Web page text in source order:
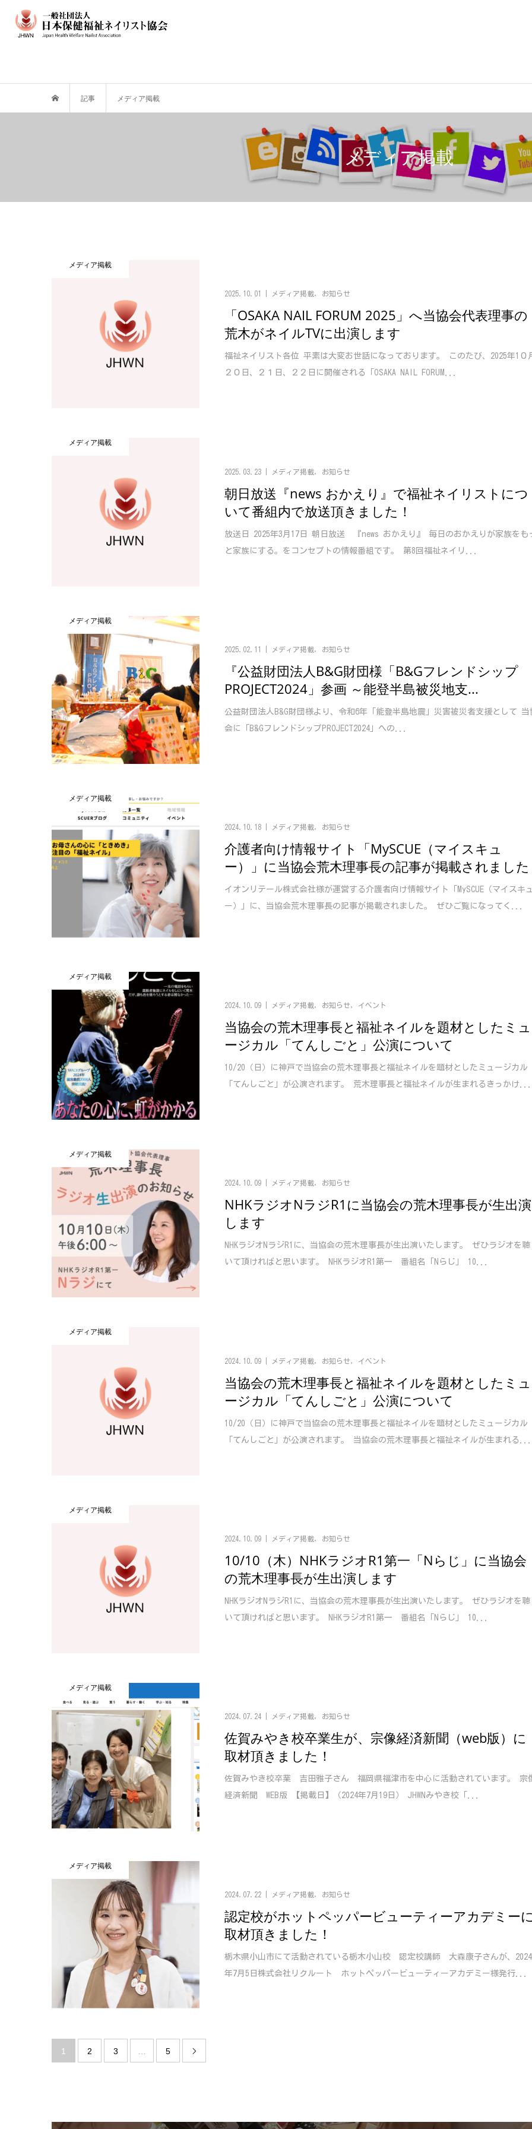
記事 メディア掲載
メディア掲載
メディア掲載
2025.10.01 メディア掲載, お知らせ
「OSAKA NAIL FORUM 2025」へ当協会代表理事の
荒木がネイルTVに出演します
福祉ネイリスト各位 平素は大変お世話になっております。 このたび、2025年1０
２０日、２１日、２２日に開催される「OSAKA NAIL FORUM...
メディア掲載
2025.03.23 メディア掲載, お知らせ
朝日放送『news おかえり』で福祉ネイリストにつ
いて番組内で放送頂きました！
放送日 2025年3月17日 朝日放送 『news おかえり』 毎日のおかえりが家族をも
と家族にする。をコンセプトの情報番組です。 第8回福祉ネイリ...
メディア掲載
2025.02.11 メディア掲載, お知らせ
『公益財団法人B&G財団様「B&Gフレンドシップ
PROJECT2024」参画 ～能登半島被災地支...
公益財団法人B&G財団様より、令和6年「能登半島地震」災害被災者支援として 当
会に「B&GフレンドシップPROJECT2024」への...
メディア掲載
2024.10.18 メディア掲載, お知らせ
介護者向け情報サイト「MySCUE（マイスキュ
ー）」に当協会荒木理事長の記事が掲載されました
イオンリテール株式会社様が運営する介護者向け情報サイト「MySCUE（マイスキ
ー）」に、当協会荒木理事長の記事が掲載されました。 ぜひご覧になってく...
メディア掲載
2024.10.09 メディア掲載, お知らせ, イベント
当協会の荒木理事長と福祉ネイルを題材としたミュ
ージカル「てんしごと」公演について
10/20（日）に神戸で当協会の荒木理事長と福祉ネイルを題材としたミュージカル
「てんしごと」が公演されます。 荒木理事長と福祉ネイルが生まれるきっかけ...
メディア掲載
2024.10.09 メディア掲載, お知らせ
NHKラジオNラジR1に当協会の荒木理事長が生出演
します
NHKラジオNラジR1に、当協会の荒木理事長が生出演いたします。 ぜひラジオを聴
いて頂ければと思います。 NHKラジオR1第一 番組名「Nらじ」 10...
メディア掲載
2024.10.09 メディア掲載, お知らせ, イベント
当協会の荒木理事長と福祉ネイルを題材としたミュ
ージカル「てんしごと」公演について
10/20（日）に神戸で当協会の荒木理事長と福祉ネイルを題材としたミュージカル
「てんしごと」が公演されます。 当協会の荒木理事長と福祉ネイルが生まれる...
メディア掲載
2024.10.09 メディア掲載, お知らせ
10/10（木）NHKラジオR1第一「Nらじ」に当協会
の荒木理事長が生出演します
NHKラジオNラジR1に、当協会の荒木理事長が生出演いたします。 ぜひラジオを聴
いて頂ければと思います。 NHKラジオR1第一 番組名「Nらじ」 10...
メディア掲載
2024.07.24 メディア掲載, お知らせ
佐賀みやき校卒業生が、宗像経済新聞（web版）に
取材頂きました！
佐賀みやき校卒業 吉田雅子さん 福岡県福津市を中心に活動されています。 宗
経済新聞 WEB版 【掲載日】（2024年7月19日） JHWNみやき校「...
メディア掲載
2024.07.22 メディア掲載, お知らせ
認定校がホットペッパービューティーアカデミー
取材頂きました！
栃木県小山市にて活動されている栃木小山校 認定校講師 大森康子さんが、2024
年7月5日株式会社リクルート ホットペッパービューティーアカデミー様発行...
1 2 3 5 